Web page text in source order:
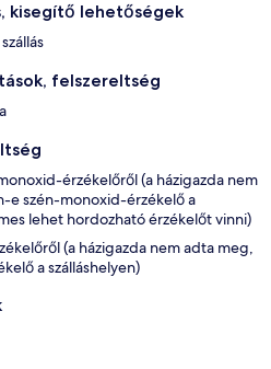
kisegítő lehetőségek
felszereltség
érzékelőről (a házigazda nem
e szén-monoxid-érzékelő a
lehet hordozható érzékelőt vinni)
(a házigazda nem adta meg,
a szálláshelyen)